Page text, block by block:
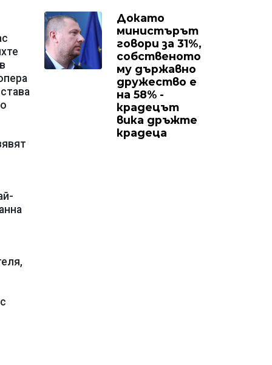
Докато
министърът
говори за 31%,
собственото
му държавно
дружество е
на 58% -
крадецът
вика дръжте
крадеца